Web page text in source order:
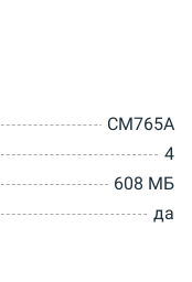
CM765A
4
608 МБ
да